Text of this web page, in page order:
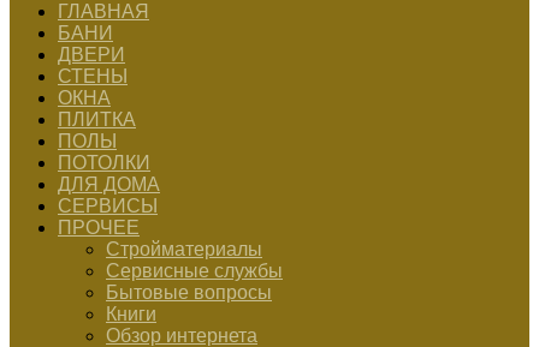
ГЛАВНАЯ
БАНИ
ДВЕРИ
СТЕНЫ
ОКНА
ПЛИТКА
ПОЛЫ
ПОТОЛКИ
ДЛЯ ДОМА
СЕРВИСЫ
ПРОЧЕЕ
Стройматериалы
Сервисные службы
Бытовые вопросы
Книги
Обзор интернета